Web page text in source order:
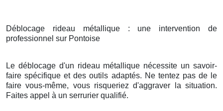
Déblocage rideau métallique : une intervention de
professionnel sur Pontoise
Le déblocage d'un rideau métallique nécessite un savoir-
faire spécifique et des outils adaptés. Ne tentez pas de le
faire vous-même, vous risqueriez d'aggraver la situation.
Faites appel à un serrurier qualifié.